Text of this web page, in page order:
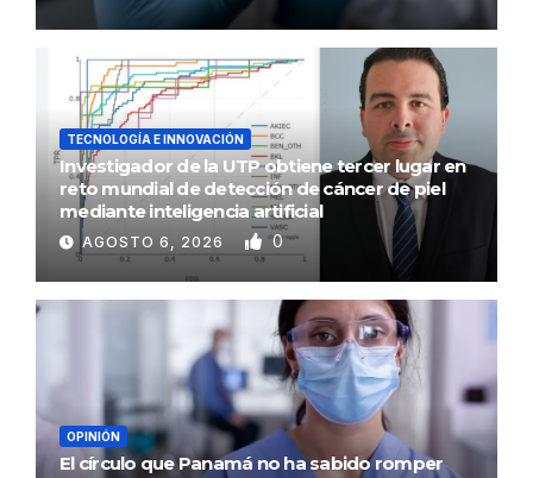
TECNOLOGÍA E INNOVACIÓN
Investigador de la UTP obtiene tercer lugar en
reto mundial de detección de cáncer de piel
mediante inteligencia artificial
AGOSTO 6, 2026 0
OPINIÓN
El círculo que Panamá no ha sabido romper